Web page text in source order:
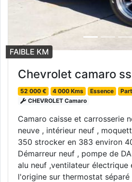
FAIBLE KM
Chevrolet camaro
52 000 € 4 000 Kms Essence
CHEVROLET Camaro
Camaro caisse et carrosserie
neuve , intérieur neuf ,
350 strocker en 383 environ
Démarreur neuf , pompe de
alu neuf ,ventilateur électrique
l'origine sur thermostat